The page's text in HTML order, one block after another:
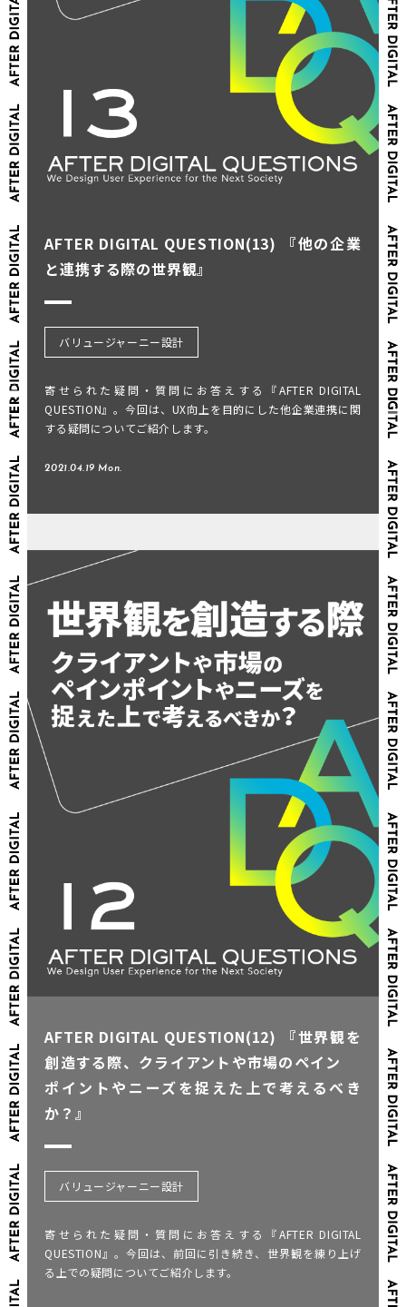
AFTER DIGITAL QUESTION(13) 『他の企業
と連携する際の世界観』
バリュージャーニー設計
寄せられた疑問・質問にお答えする『AFTER DIGITAL
QUESTION』。今回は、UX向上を目的にした他企業連携に関
する疑問についてご紹介します。
2021.04.19 Mon.
AFTER DIGITAL QUESTION(12) 『世界観を
創造する際、クライアントや市場のペイン
ポイントやニーズを捉えた上で考えるべき
か？』
バリュージャーニー設計
寄せられた疑問・質問にお答えする『AFTER DIGITAL
QUESTION』。今回は、前回に引き続き、世界観を練り上げ
る上での疑問についてご紹介します。